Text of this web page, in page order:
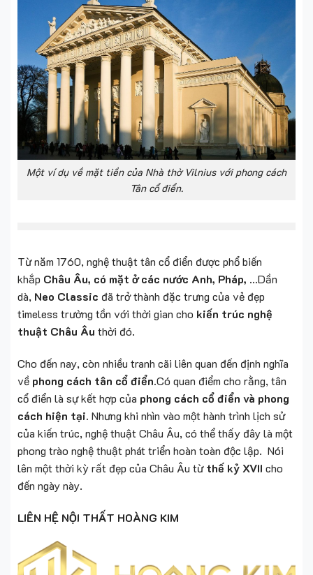
Một ví dụ về mặt tiền của Nhà thờ Vilnius với phong cách
Tân cổ điển.
Từ năm 1760, nghệ thuật tân cổ điển được phổ biến
khắp Châu Âu, có mặt ở các nước Anh, Pháp, …Dần
dà, Neo Classic đã trở thành đặc trưng của vẻ đẹp
timeless trường tồn với thời gian cho kiến trúc nghệ
thuật Châu Âu thời đó.
Cho đến nay, còn nhiều tranh cãi liên quan đến định nghĩa
về phong cách tân cổ điển.Có quan điểm cho rằng, tân
cổ điển là sự kết hợp của phong cách cổ điển và phong
cách hiện tại. Nhưng khi nhìn vào một hành trình lịch sử
của kiến trúc, nghệ thuật Châu Âu, có thể thấy đây là một
phong trào nghệ thuật phát triển hoàn toàn độc lập. Nói
lên một thời kỳ rất đẹp của Châu Âu từthế kỷ XVII cho
đến ngày này.
LIÊN HỆ NỘI THẤT HOÀNG KIM